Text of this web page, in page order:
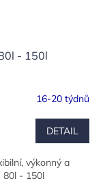
- 150l
16-20 týdnů
DETAIL
výkonný a
80l - 150l